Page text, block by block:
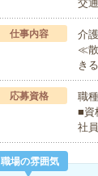
交
仕事内容
介
≪散
き
応募資格
職
■資
社
職場の雰囲気